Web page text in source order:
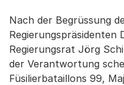
Nach der Begrüssung
Regierungspräsidenten
Regierungsrat Jörg
der Verantwortung
Füsilierbataillons 99,